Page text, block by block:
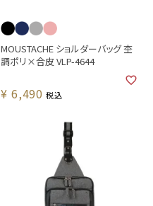
MOUSTACHE ショルダーバッグ 杢
調ポリ×合皮 VLP-4644
¥ 6,490 税込